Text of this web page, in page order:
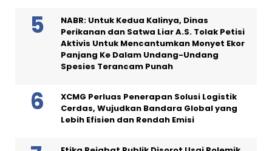
NABR: Untuk Kedua Kalinya, Dinas
Perikanan dan Satwa Liar A.S. Tolak Petisi
Aktivis Untuk Mencantumkan Monyet Ekor
Panjang Ke Dalam Undang-Undang
Spesies Terancam Punah
XCMG Perluas Penerapan Solusi Logistik
Cerdas, Wujudkan Bandara Global yang
Lebih Efisien dan Rendah Emisi